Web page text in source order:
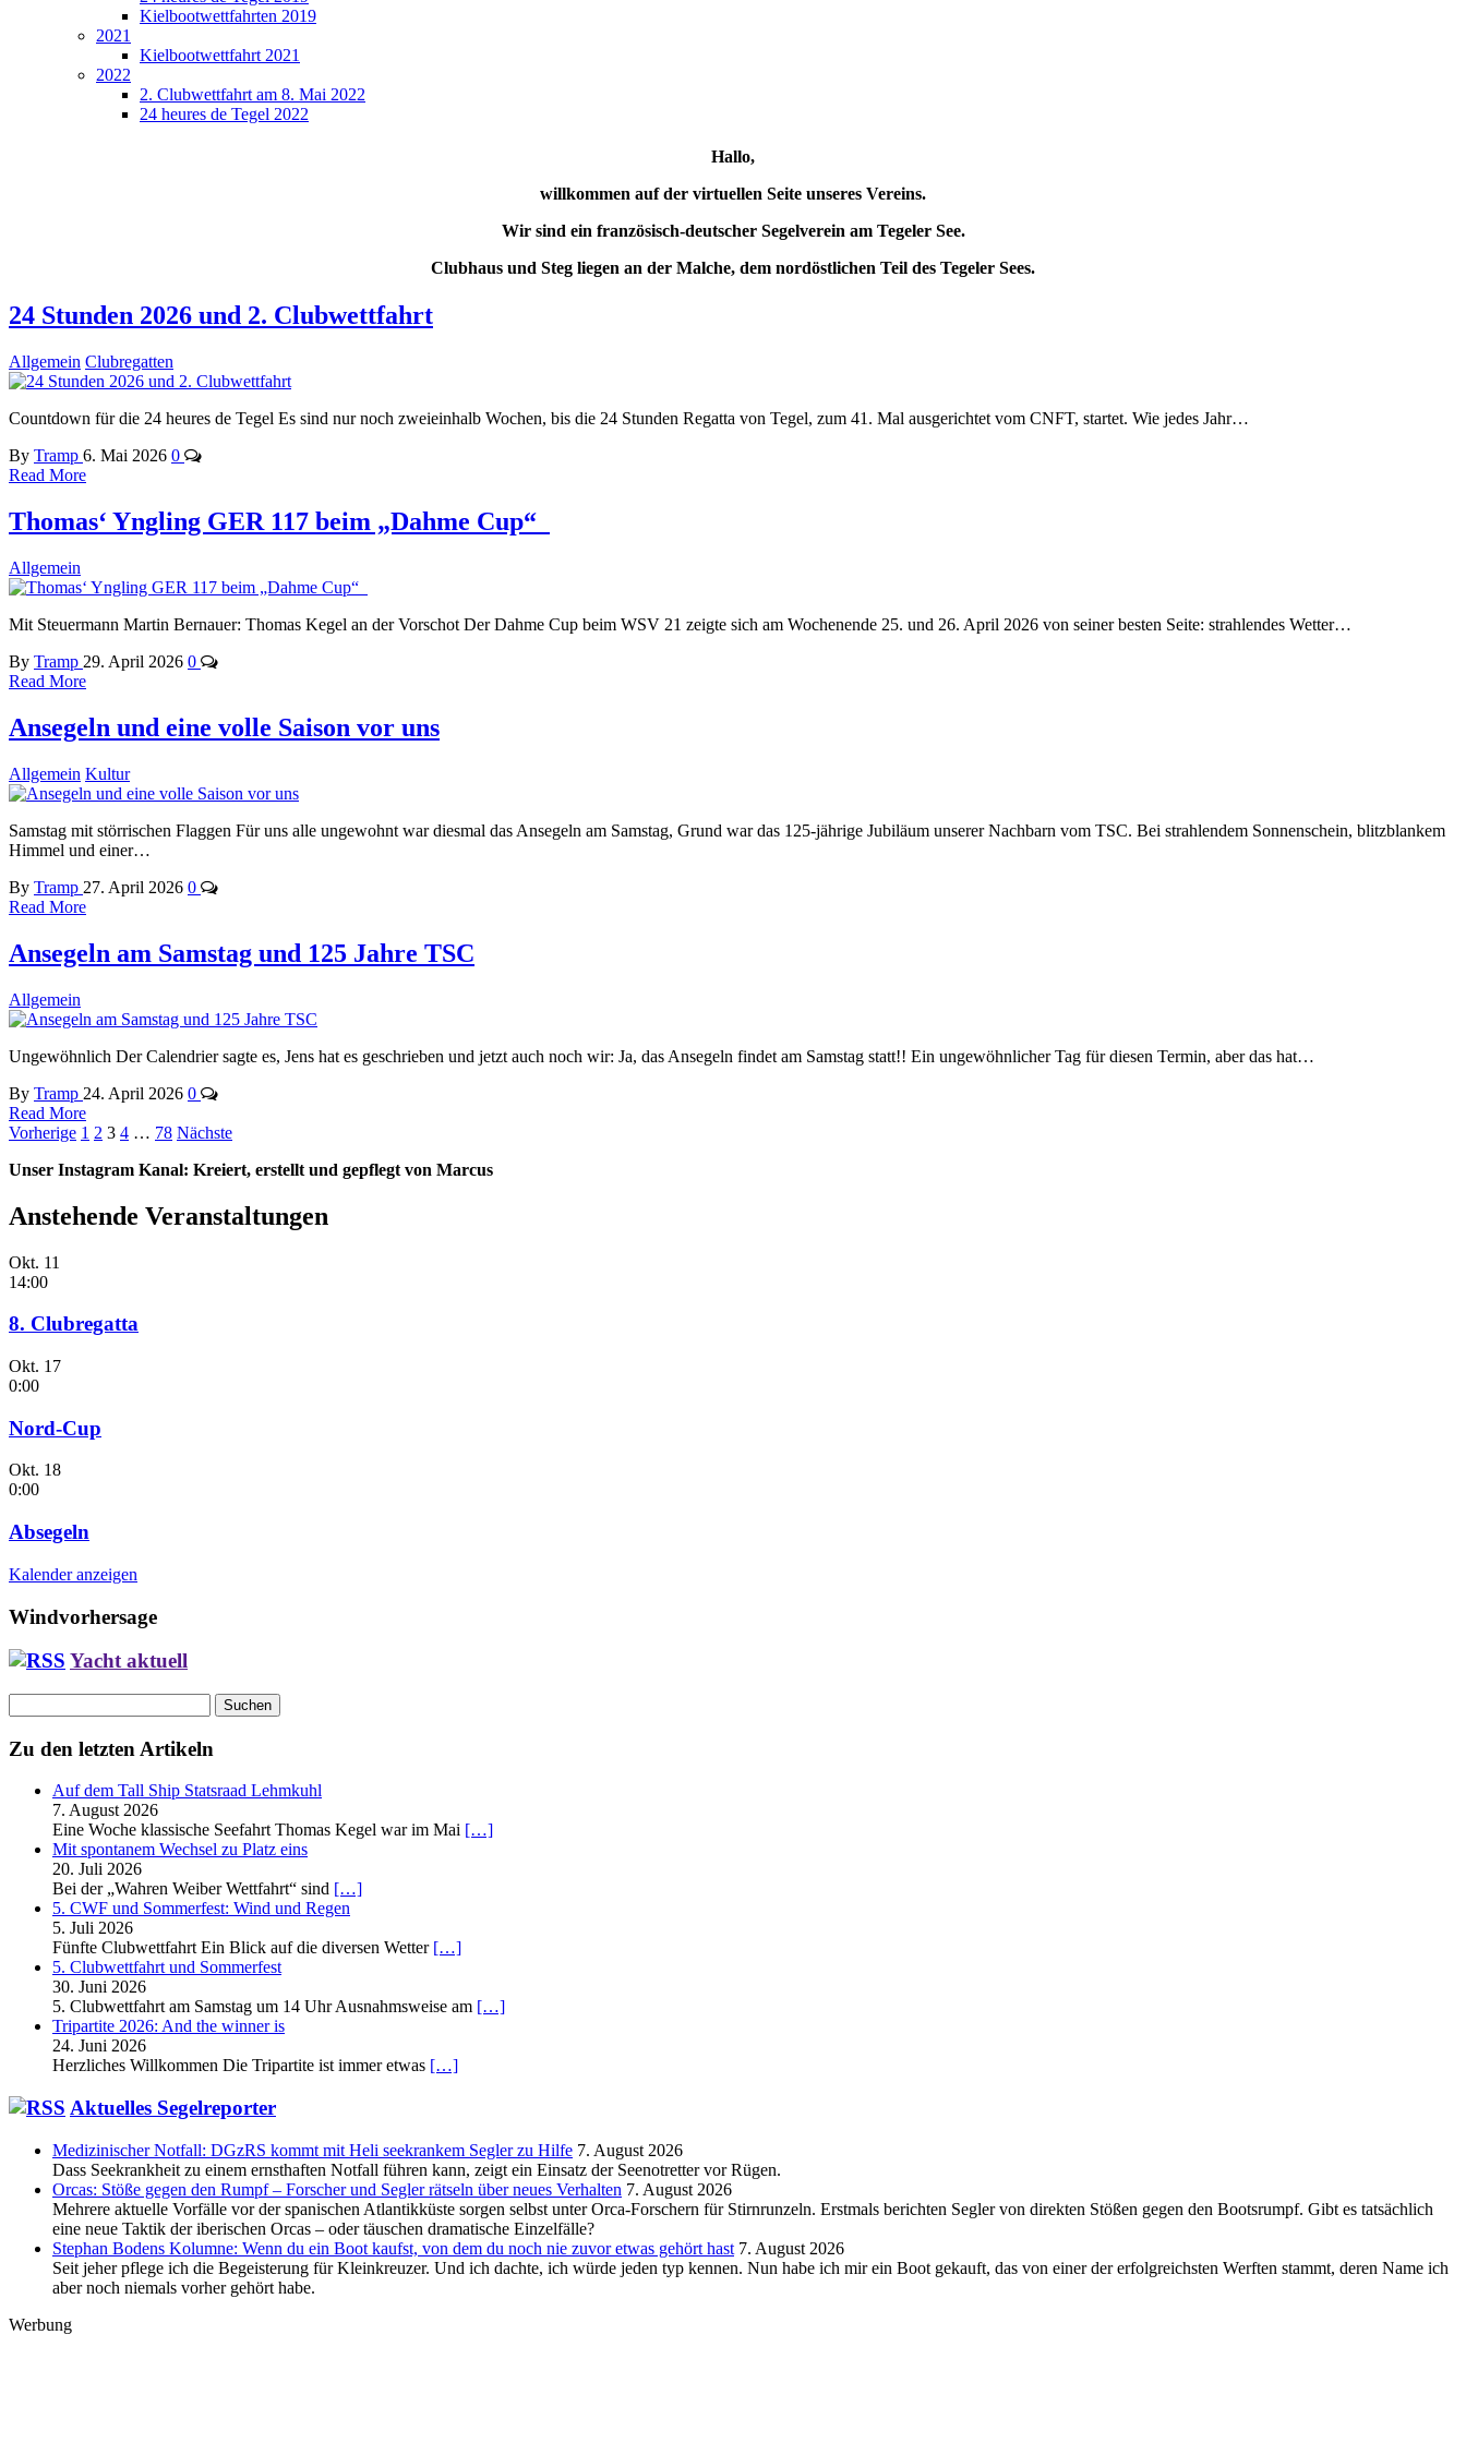
Kielbootwettfahrten 2019
2021
Kielbootwettfahrt 2021
2022
2. Clubwettfahrt am 8. Mai 2022
24 heures de Tegel 2022
Hallo,
willkommen auf der virtuellen Seite unseres Vereins.
Wir sind ein französisch-deutscher Segelverein am Tegeler See.
Clubhaus und Steg liegen an der Malche, dem nordöstlichen Teil des Tegeler Sees.
24 Stunden 2026 und 2. Clubwettfahrt
Allgemein Clubregatten
Countdown für die 24 heures de Tegel Es sind nur noch zweieinhalb Wochen, bis die 24 Stunden Regatta von Tegel, zum 41. Mal ausgerichtet vom CNFT, startet. Wie jedes Jahr…
By Tramp 6. Mai 2026 0
Read More
Thomas‘ Yngling GER 117 beim „Dahme Cup“
Allgemein
Mit Steuermann Martin Bernauer: Thomas Kegel an der Vorschot Der Dahme Cup beim WSV 21 zeigte sich am Wochenende 25. und 26. April 2026 von seiner besten Seite: strahlendes Wetter…
By Tramp 29. April 2026 0
Read More
Ansegeln und eine volle Saison vor uns
Allgemein Kultur
Samstag mit störrischen Flaggen Für uns alle ungewohnt war diesmal das Ansegeln am Samstag, Grund war das 125-jährige Jubiläum unserer Nachbarn vom TSC. Bei strahlendem Sonnenschein, blitzblankem
Himmel und einer…
By Tramp 27. April 2026 0
Read More
Ansegeln am Samstag und 125 Jahre TSC
Allgemein
Ungewöhnlich Der Calendrier sagte es, Jens hat es geschrieben und jetzt auch noch wir: Ja, das Ansegeln findet am Samstag statt!! Ein ungewöhnlicher Tag für diesen Termin, aber das hat…
By Tramp 24. April 2026 0
Read More
Seitennummerierung
der
Vorherige 1 2 3 4 … 78 Nächste
Unser Instagram Kanal: Kreiert, erstellt und gepflegt von Marcus
Anstehende Veranstaltungen
Okt. 11
14:00
8. Clubregatta
Okt. 17
0:00
Nord-Cup
Okt. 18
0:00
Absegeln
Kalender anzeigen
Windvorhersage
Yacht aktuell
nach:
Zu den letzten Artikeln
Auf dem Tall Ship Statsraad Lehmkuhl
7. August 2026
Eine Woche klassische Seefahrt Thomas Kegel war im Mai […]
Mit spontanem Wechsel zu Platz eins
20. Juli 2026
Bei der „Wahren Weiber Wettfahrt“ sind […]
5. CWF und Sommerfest: Wind und Regen
5. Juli 2026
Fünfte Clubwettfahrt Ein Blick auf die diversen Wetter […]
5. Clubwettfahrt und Sommerfest
30. Juni 2026
5. Clubwettfahrt am Samstag um 14 Uhr Ausnahmsweise am […]
Tripartite 2026: And the winner is
24. Juni 2026
Herzliches Willkommen Die Tripartite ist immer etwas […]
Aktuelles Segelreporter
Medizinischer Notfall: DGzRS kommt mit Heli seekrankem Segler zu Hilfe 7. August 2026
Dass Seekrankheit zu einem ernsthaften Notfall führen kann, zeigt ein Einsatz der Seenotretter vor Rügen.
Orcas: Stöße gegen den Rumpf – Forscher und Segler rätseln über neues Verhalten 7. August 2026
Mehrere aktuelle Vorfälle vor der spanischen Atlantikküste sorgen selbst unter Orca-Forschern für Stirnrunzeln. Erstmals berichten Segler von direkten Stößen gegen den Bootsrumpf. Gibt es tatsächlich
eine neue Taktik der iberischen Orcas – oder täuschen dramatische Einzelfälle?
Stephan Bodens Kolumne: Wenn du ein Boot kaufst, von dem du noch nie zuvor etwas gehört hast 7. August 2026
Seit jeher pflege ich die Begeisterung für Kleinkreuzer. Und ich dachte, ich würde jeden typ kennen. Nun habe ich mir ein Boot gekauft, das von einer der erfolgreichsten Werften stammt, deren Name ich
aber noch niemals vorher gehört habe.
Werbung